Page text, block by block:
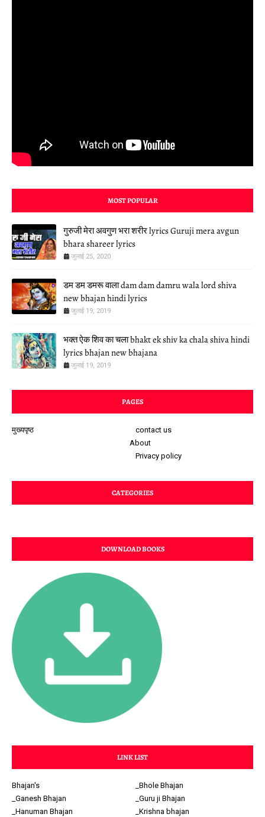
MOST POPULAR
गुरुजी मेरा अवगुण भरा शरीर lyrics Guruji mera avgun
bhara shareer lyrics
जुलाई 25, 2020
डम डम डमरू वाला dam dam damru wala lord shiva
new bhajan hindi lyrics
जुलाई 19, 2019
भक्त ऐक शिव का चला bhakt ek shiv ka chala shiva hindi
lyrics bhajan new bhajana
जुलाई 19, 2019
PAGES
मुख्यपृष्ठ
contact us
About
Privacy policy
CATEGORIES
DOWNLOAD BOOKS
LINK LIST
Bhajan's
_Bhole Bhajan
_Ganesh Bhajan
_Guru ji Bhajan
_Hanuman Bhajan
_Krishna bhajan